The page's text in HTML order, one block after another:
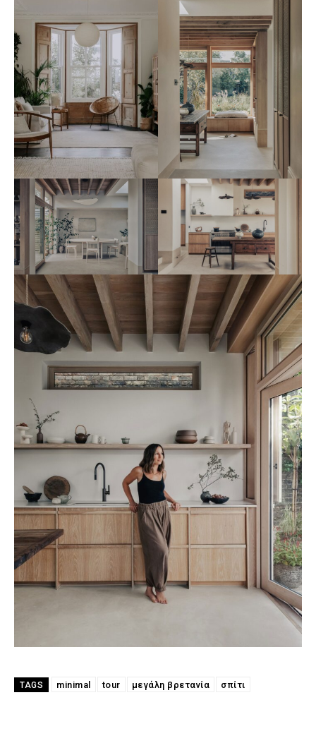
TAGS minimal tour μεγάλη βρετανία σπίτι